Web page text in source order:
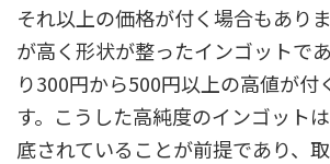
それ以上の価格が付く場合もあり
が高く形状が整ったインゴットで
り300円から500円以上の高値が付
す。こうした高純度のインゴット
底されていることが前提であり、